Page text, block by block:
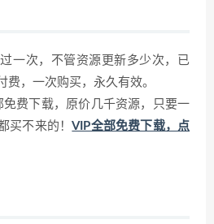
一次，不管资源更新多少次，已
费，一次购买，永久有效。
免费下载，原价几千资源，只要一
买不来的！VIP全部免费下载，点